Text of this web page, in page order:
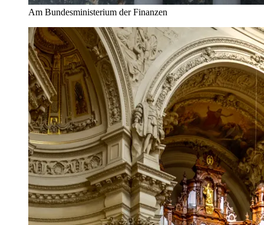
Am Bundesministerium der Finanzen